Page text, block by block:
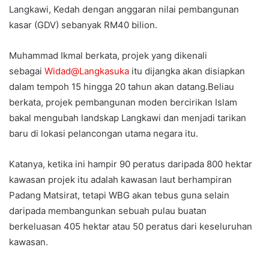
Langkawi, Kedah dengan anggaran nilai pembangunan
kasar (GDV) sebanyak RM40 bilion.
Muhammad Ikmal berkata, projek yang dikenali
sebagai Widad@Langkasuka itu dijangka akan disiapkan
dalam tempoh 15 hingga 20 tahun akan datang.Beliau
berkata, projek pembangunan moden bercirikan Islam
bakal mengubah landskap Langkawi dan menjadi tarikan
baru di lokasi pelancongan utama negara itu.
Katanya, ketika ini hampir 90 peratus daripada 800 hektar
kawasan projek itu adalah kawasan laut berhampiran
Padang Matsirat, tetapi WBG akan tebus guna selain
daripada membangunkan sebuah pulau buatan
berkeluasan 405 hektar atau 50 peratus dari keseluruhan
kawasan.